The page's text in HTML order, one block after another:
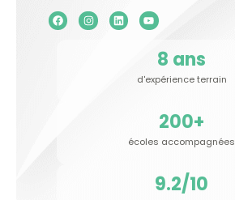
d'expérience terrain
8 ans
écoles accompagnées
200+
9.2/10